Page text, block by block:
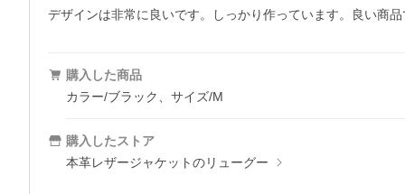
デザインは非常に良いです。しっかり作っています。良い商
購入した商品
カラー/ブラック、サイズ/M
購入したストア
本革レザージャケットのリューグー